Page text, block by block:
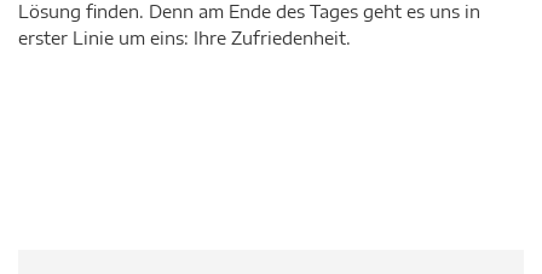
Lösung finden. Denn am Ende des Tages geht es uns in
erster Linie um eins: Ihre Zufriedenheit.